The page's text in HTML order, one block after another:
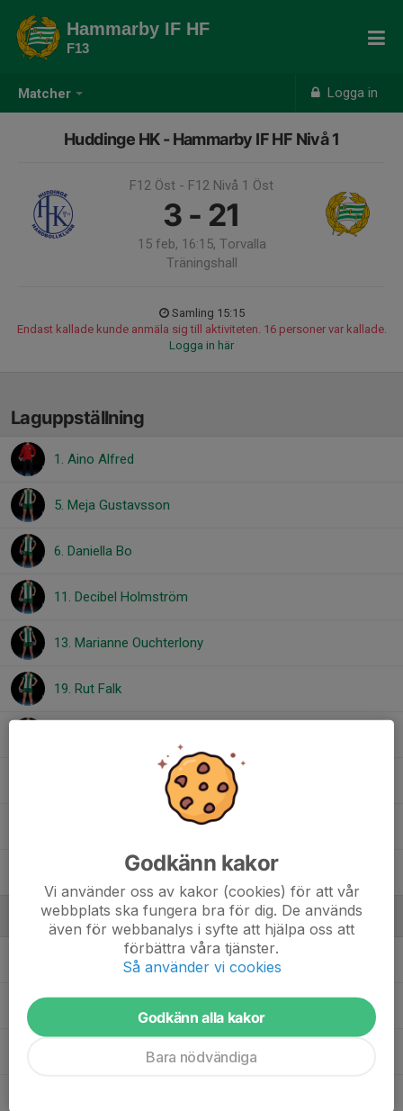
Matcher Logga in
Hammarby IF HF
F13
Huddinge HK - Hammarby IF HF Nivå 1
F12 Öst - F12 Nivå 1 Öst
3 - 21
15 feb, 16:15, Torvalla
Träningshall
Samling 15:15
Endast kallade kunde anmäla sig till aktiviteten. 16 personer var kallade.
Logga in här
Laguppställning
1. Aino Alfred
5. Meja Gustavsson
6. Daniella Bo
11. Decibel Holmström
13. Marianne Ouchterlony
19. Rut Falk
37. Vera Asp
Ledare
Anna Asplund Ununger Lagledare
Hanna Clomén TörnqvistTränare
Godkänn kakor
Vi använder oss av kakor (cookies) för att vår
webbplats ska fungera bra för dig. De används
även för webbanalys i syfte att hjälpa oss att
förbättra våra tjänster.
Så använder vi cookies
Godkänn alla kakor
Bara nödvändiga